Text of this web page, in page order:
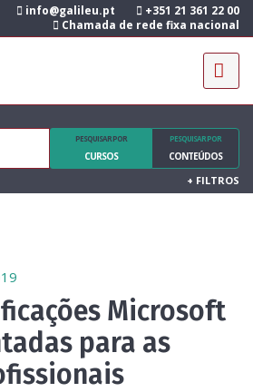
info@galileu.pt
+351 21 361 22 00
Chamada de rede fixa nacional
PESQUISAR POR
CURSOS
PESQUISAR POR
CONTEÚDOS
+ FILTROS
Microsoft
para as